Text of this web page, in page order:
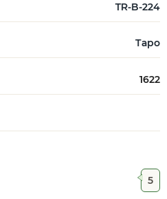
TR-B-224
Таро
1622
5